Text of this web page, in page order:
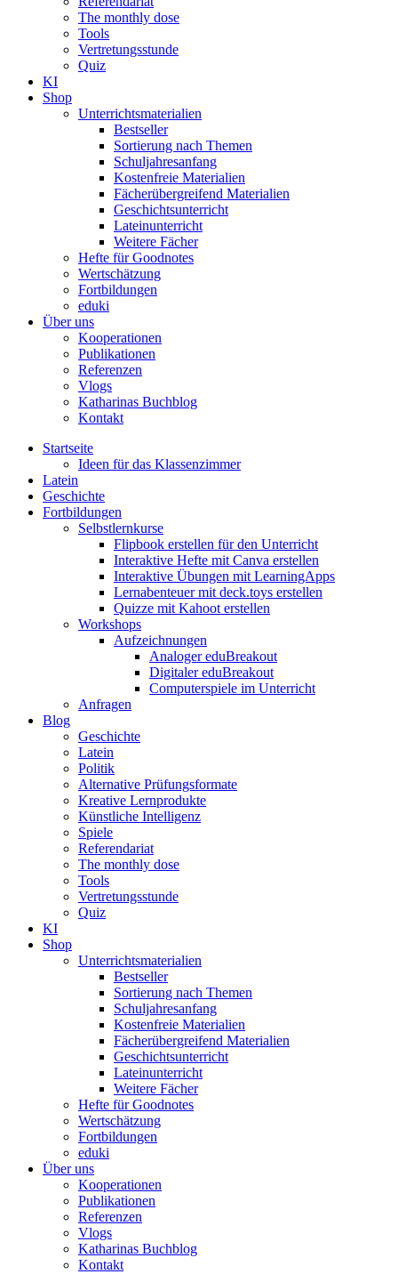
The monthly dose
Tools
Vertretungsstunde
Quiz
KI
Shop
Unterrichtsmaterialien
Bestseller
Sortierung nach Themen
Schuljahresanfang
Kostenfreie Materialien
Fächerübergreifend Materialien
Geschichtsunterricht
Lateinunterricht
Weitere Fächer
Hefte für Goodnotes
Wertschätzung
Fortbildungen
eduki
Über uns
Kooperationen
Publikationen
Referenzen
Vlogs
Katharinas Buchblog
Kontakt
Startseite
Ideen für das Klassenzimmer
Latein
Geschichte
Fortbildungen
Selbstlernkurse
Flipbook erstellen für den Unterricht
Interaktive Hefte mit Canva erstellen
Interaktive Übungen mit LearningApps
Lernabenteuer mit deck.toys erstellen
Quizze mit Kahoot erstellen
Workshops
Aufzeichnungen
Analoger eduBreakout
Digitaler eduBreakout
Computerspiele im Unterricht
Anfragen
Blog
Geschichte
Latein
Politik
Alternative Prüfungsformate
Kreative Lernprodukte
Künstliche Intelligenz
Spiele
Referendariat
The monthly dose
Tools
Vertretungsstunde
Quiz
KI
Shop
Unterrichtsmaterialien
Bestseller
Sortierung nach Themen
Schuljahresanfang
Kostenfreie Materialien
Fächerübergreifend Materialien
Geschichtsunterricht
Lateinunterricht
Weitere Fächer
Hefte für Goodnotes
Wertschätzung
Fortbildungen
eduki
Über uns
Kooperationen
Publikationen
Referenzen
Vlogs
Katharinas Buchblog
Kontakt